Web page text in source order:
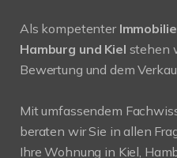
Als kompetenter
Hamburg und Kiel stehen
Bewertung und dem
Mit umfassendem
beraten wir Sie in allen
Ihre Wohnung in Kiel,